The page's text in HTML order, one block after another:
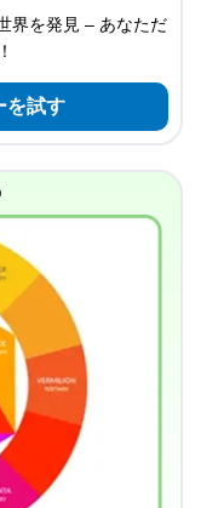
界を発見 – あなただ
を試す